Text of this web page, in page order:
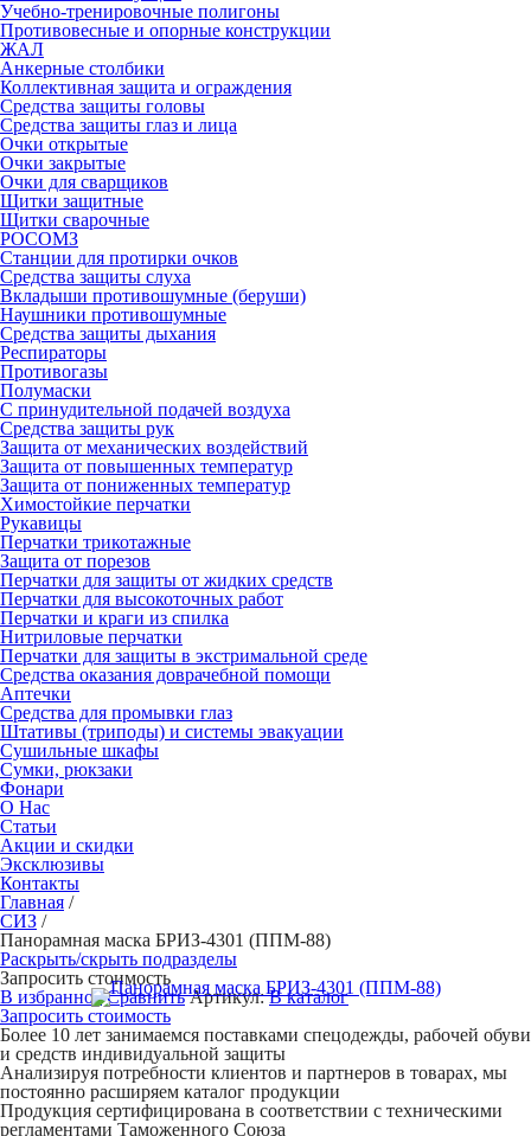
Учебно-тренировочные полигоны
Противовесные и опорные конструкции
ЖАЛ
Анкерные столбики
Коллективная защита и ограждения
Средства защиты головы
Средства защиты глаз и лица
Очки открытые
Очки закрытые
Очки для сварщиков
Щитки защитные
Щитки сварочные
РОСОМЗ
Станции для протирки очков
Средства защиты слуха
Вкладыши противошумные (беруши)
Наушники противошумные
Средства защиты дыхания
Респираторы
Противогазы
Полумаски
С принудительной подачей воздуха
Средства защиты рук
Защита от механических воздействий
Защита от повышенных температур
Защита от пониженных температур
Химостойкие перчатки
Рукавицы
Перчатки трикотажные
Защита от порезов
Перчатки для защиты от жидких средств
Перчатки для высокоточных работ
Перчатки и краги из спилка
Нитриловые перчатки
Перчатки для защиты в экстримальной среде
Средства оказания доврачебной помощи
Аптечки
Средства для промывки глаз
Штативы (триподы) и системы эвакуации
Сушильные шкафы
Сумки, рюкзаки
Фонари
О Нас
Статьи
Акции и скидки
Эксклюзивы
Контакты
Главная /
СИЗ /
Панорамная маска БРИЗ-4301 (ППМ-88)
Раскрыть/скрыть подразделы
Запросить стоимость
В избранное Сравнить Артикул:В каталог
Запросить стоимость
Более 10 лет занимаемся поставками спецодежды, рабочей обуви
и средств индивидуальной защиты
Анализируя потребности клиентов и партнеров в товарах, мы
постоянно расширяем каталог продукции
Продукция сертифицирована в соответствии с техническими
регламентами Таможенного Союза